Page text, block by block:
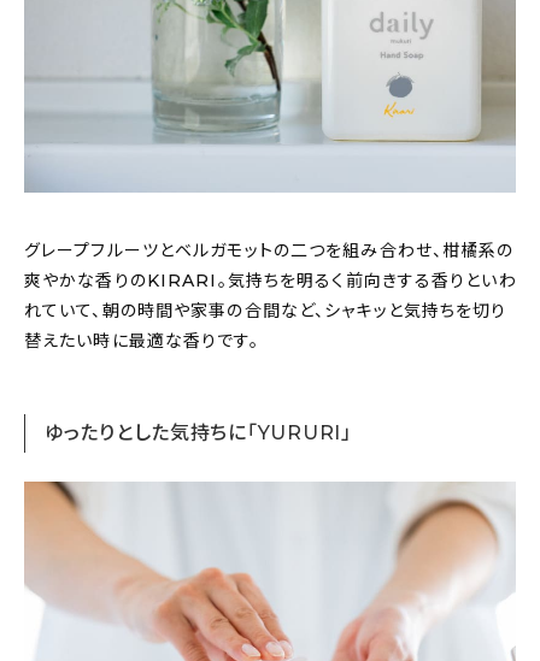
グレープフルーツとベルガモットの二つを組み合わせ、柑橘系の
爽やかな香りのKIRARI。気持ちを明るく前向きする香りといわ
れていて、朝の時間や家事の合間など、シャキッと気持ちを切り
替えたい時に最適な香りです。
ゆったりとした気持ちに「YURURI」